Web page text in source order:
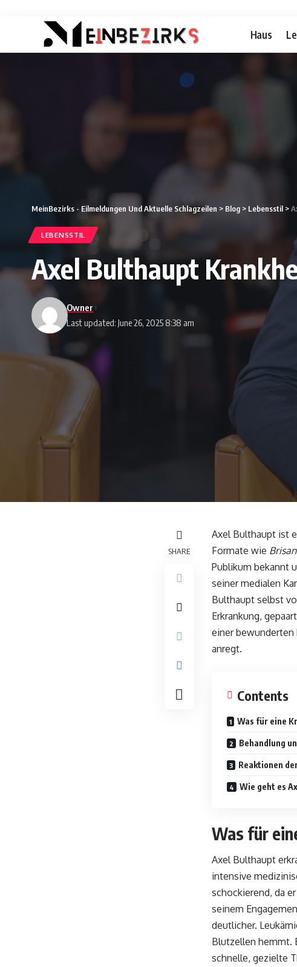
Haus
MeinBezirks - Eilmeldungen Und Aktuelle Schlagzeilen > Blog > Lebensstil >
LEBENSSTIL
Axel Bulthaupt
Last updated: June 26, 2025 8:38 am
Owner
SHARE
Axel Bulthaupt ist
Formate wie
Publikum bekannt
seiner medialen
Bulthaupt selbst
Erkrankung,
einer bewunderten
anregt.
Contents
Was für eine
Behandlung
Reaktionen
Wie geht es
Was für
Axel Bulthaupt
intensive
schockierend, da
seinem
deutlicher.
Blutzellen hemmt.
schnelle, gezielte